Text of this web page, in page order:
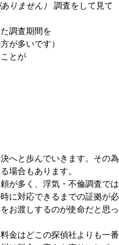
りません）
調査をして見て
調査期間を
が多いです）
とが
へと歩んでいきます。その為
場合もあります。
が多く、浮気・不倫調査では
に対応できるまでの証拠が必
お渡しするのが使命だと思っ
金はどこの探偵社よりも一番